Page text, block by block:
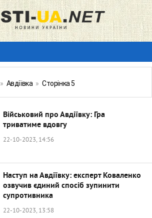
» Авдіївка » Сторінка 5
Військовий про Авдіївку: Гра
триватиме вдовгу
22-10-2023, 14:56
Наступ на Авдіївку: експерт Коваленко
озвучив єдиний спосіб зупинити
супротивника
22-10-2023, 13:58